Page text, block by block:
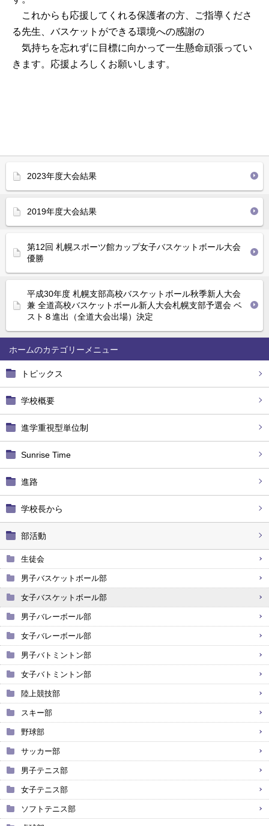
ホーム
トピックス
学校概要
進学重視型単位制
Sunrise Time
進路
学校長から
部活動
生徒会
男子バスケットボール部
女子バスケットボール部
男子バレーボール部
女子バレーボール部
男子バトミントン部
女子バトミントン部
陸上競技部
スキー部
野球部
サッカー部
男子テニス部
女子テニス部
ソフトテニス部
これからも応援してくれる保護者の方、ご指導くださ
る先生、バスケットができる環境への感謝の
気持ちを忘れずに目標に向かって一生懸命頑張ってい
きます。応援よろしくお願いします。
2023年度大会結果
2019年度大会結果
第12回 札幌スポーツ館カップ女子バスケットボール大会
優勝
平成30年度 札幌支部高校バスケットボール秋季新人大会
兼 全道高校バスケットボール新人大会札幌支部予選会 ベ
スト８進出（全道大会出場）決定